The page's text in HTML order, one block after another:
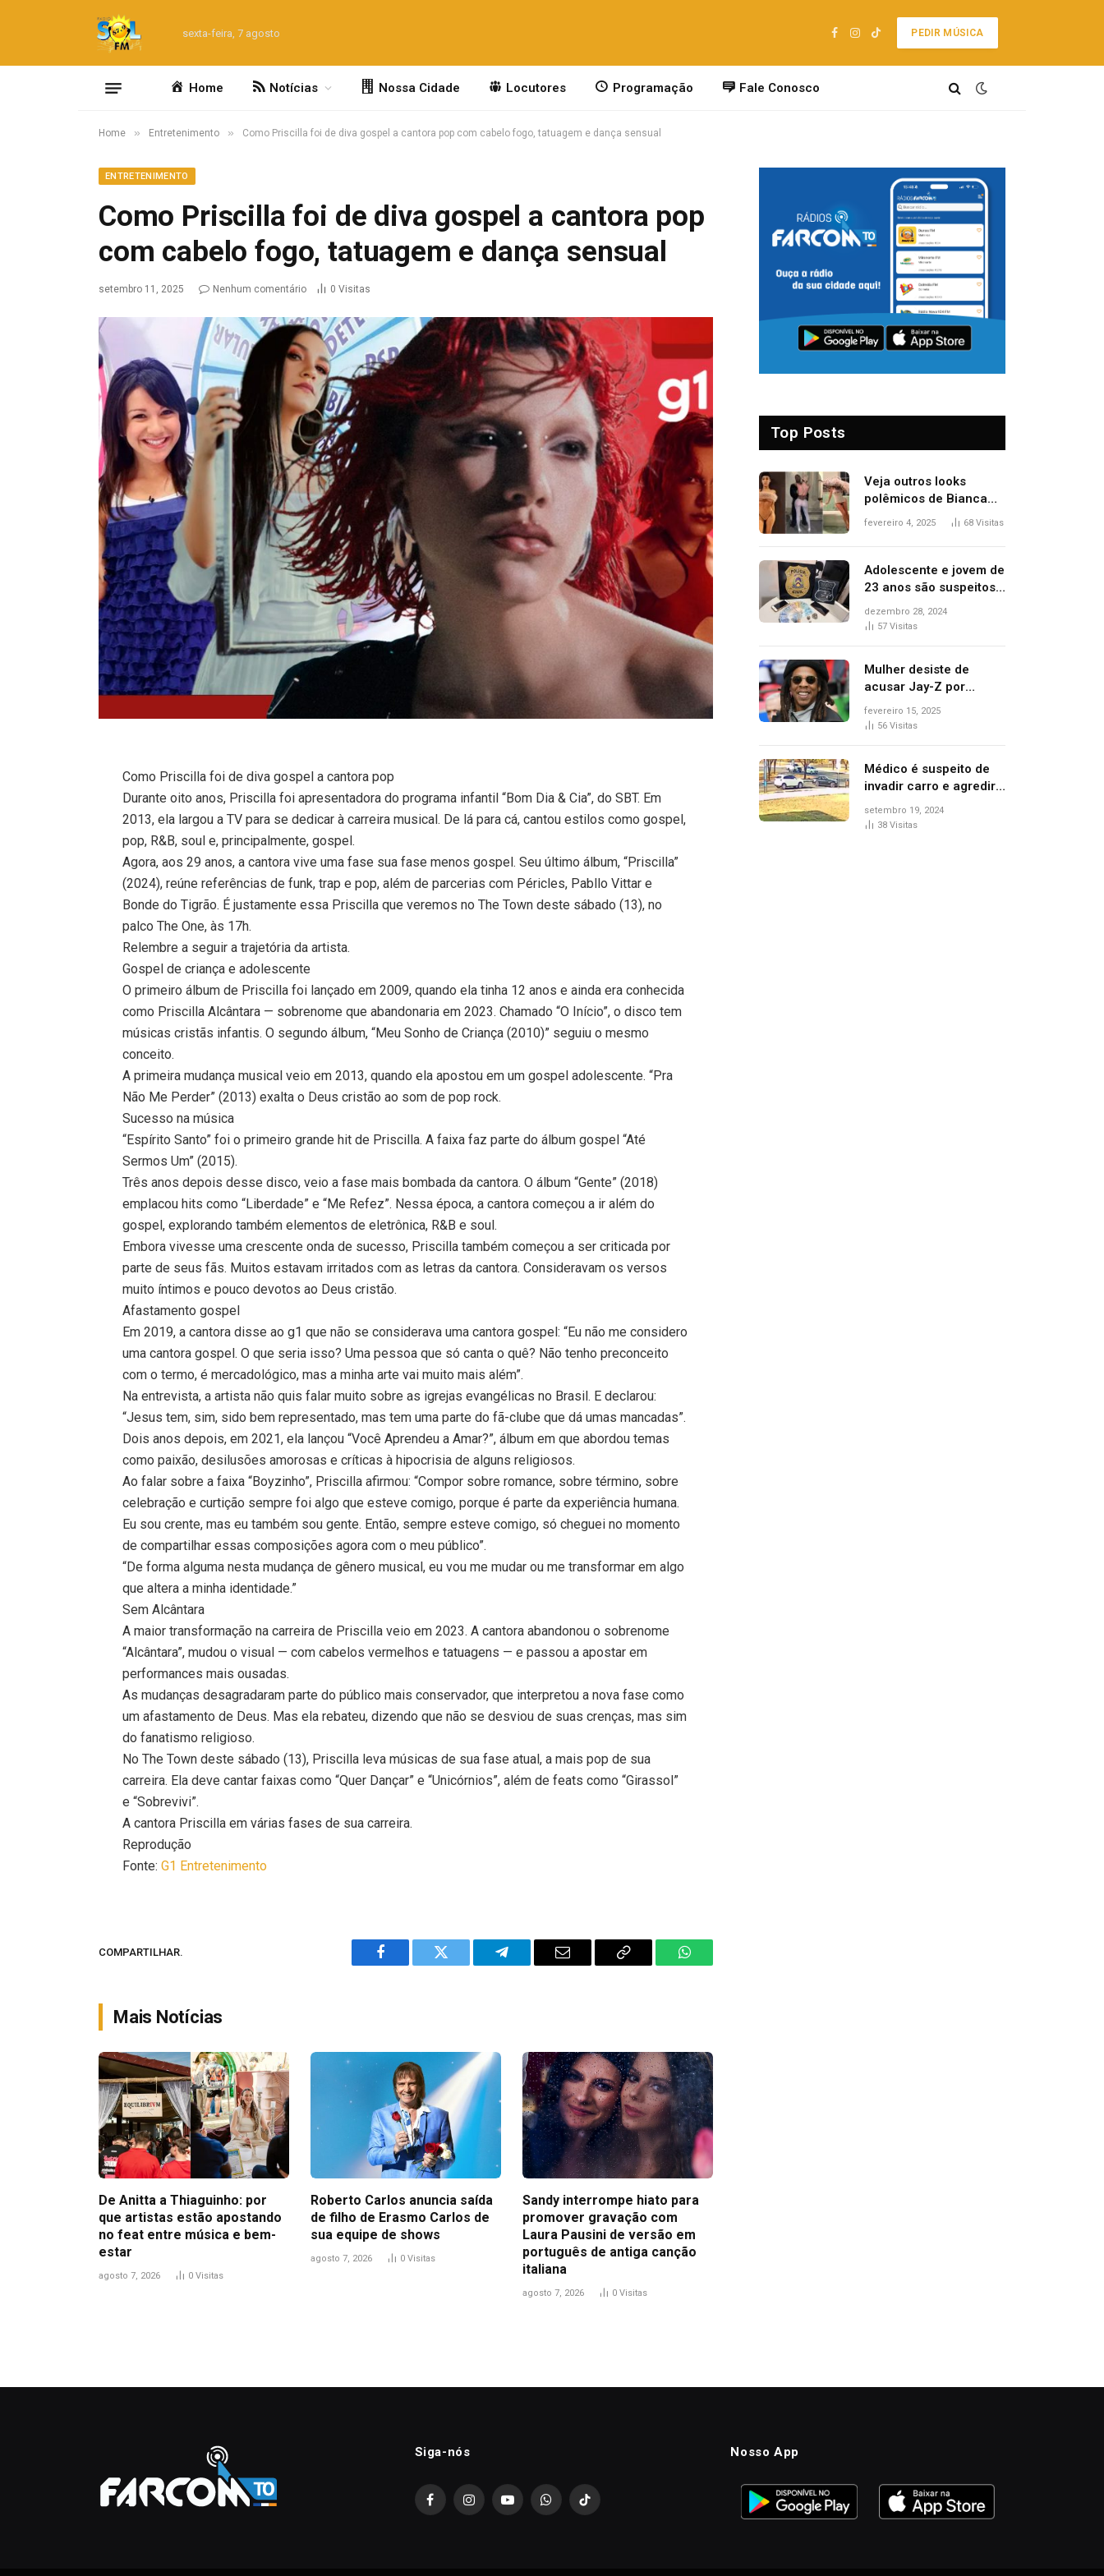
sexta-feira, 7 agosto
Facebook
Instagram
TikTok
PEDIR MÚSICA
Home Notícias Nossa Cidade Locutores Programação Fale Conosco
Home » Entretenimento » Como Priscilla foi de diva gospel a cantora pop com cabelo fogo, tatuagem e dança sensual
ENTRETENIMENTO
Como Priscilla foi de diva gospel a cantora pop
com cabelo fogo, tatuagem e dança sensual
setembro 11, 2025 Nenhum comentário 0 Visitas
Como Priscilla foi de diva gospel a cantora pop
Durante oito anos, Priscilla foi apresentadora do programa infantil “Bom Dia & Cia”, do SBT. Em
2013, ela largou a TV para se dedicar à carreira musical. De lá para cá, cantou estilos como gospel,
pop, R&B, soul e, principalmente, gospel.
Agora, aos 29 anos, a cantora vive uma fase sua fase menos gospel. Seu último álbum, “Priscilla”
(2024), reúne referências de funk, trap e pop, além de parcerias com Péricles, Pabllo Vittar e
Bonde do Tigrão. É justamente essa Priscilla que veremos no The Town deste sábado (13), no
palco The One, às 17h.
Relembre a seguir a trajetória da artista.
Gospel de criança e adolescente
O primeiro álbum de Priscilla foi lançado em 2009, quando ela tinha 12 anos e ainda era conhecida
como Priscilla Alcântara — sobrenome que abandonaria em 2023. Chamado “O Início”, o disco tem
músicas cristãs infantis. O segundo álbum, “Meu Sonho de Criança (2010)” seguiu o mesmo
conceito.
A primeira mudança musical veio em 2013, quando ela apostou em um gospel adolescente. “Pra
Não Me Perder” (2013) exalta o Deus cristão ao som de pop rock.
Sucesso na música
“Espírito Santo” foi o primeiro grande hit de Priscilla. A faixa faz parte do álbum gospel “Até
Sermos Um” (2015).
Três anos depois desse disco, veio a fase mais bombada da cantora. O álbum “Gente” (2018)
emplacou hits como “Liberdade” e “Me Refez”. Nessa época, a cantora começou a ir além do
gospel, explorando também elementos de eletrônica, R&B e soul.
Embora vivesse uma crescente onda de sucesso, Priscilla também começou a ser criticada por
parte de seus fãs. Muitos estavam irritados com as letras da cantora. Consideravam os versos
muito íntimos e pouco devotos ao Deus cristão.
Afastamento gospel
Em 2019, a cantora disse ao g1 que não se considerava uma cantora gospel: “Eu não me considero
uma cantora gospel. O que seria isso? Uma pessoa que só canta o quê? Não tenho preconceito
com o termo, é mercadológico, mas a minha arte vai muito mais além”.
Na entrevista, a artista não quis falar muito sobre as igrejas evangélicas no Brasil. E declarou:
“Jesus tem, sim, sido bem representado, mas tem uma parte do fã-clube que dá umas mancadas”.
Dois anos depois, em 2021, ela lançou “Você Aprendeu a Amar?”, álbum em que abordou temas
como paixão, desilusões amorosas e críticas à hipocrisia de alguns religiosos.
Ao falar sobre a faixa “Boyzinho”, Priscilla afirmou: “Compor sobre romance, sobre término, sobre
celebração e curtição sempre foi algo que esteve comigo, porque é parte da experiência humana.
Eu sou crente, mas eu também sou gente. Então, sempre esteve comigo, só cheguei no momento
de compartilhar essas composições agora com o meu público”.
“De forma alguma nesta mudança de gênero musical, eu vou me mudar ou me transformar em algo
que altera a minha identidade.”
Sem Alcântara
A maior transformação na carreira de Priscilla veio em 2023. A cantora abandonou o sobrenome
“Alcântara”, mudou o visual — com cabelos vermelhos e tatuagens — e passou a apostar em
performances mais ousadas.
As mudanças desagradaram parte do público mais conservador, que interpretou a nova fase como
um afastamento de Deus. Mas ela rebateu, dizendo que não se desviou de suas crenças, mas sim
do fanatismo religioso.
No The Town deste sábado (13), Priscilla leva músicas de sua fase atual, a mais pop de sua
carreira. Ela deve cantar faixas como “Quer Dançar” e “Unicórnios”, além de feats como “Girassol”
e “Sobrevivi”.
A cantora Priscilla em várias fases de sua carreira.
Reprodução
Fonte:G1 Entretenimento
COMPARTILHAR.
Facebook Twitter Telegram Email
Copy
WhatsApp
Mais Notícias
De Anitta a Thiaguinho: por
que artistas estão apostando
no feat entre música e bem-
estar
agosto 7, 2026 0 Visitas
Roberto Carlos anuncia saída
de filho de Erasmo Carlos de
sua equipe de shows
agosto 7, 2026 0 Visitas
Sandy interrompe hiato para
promover gravação com
Laura Pausini de versão em
português de antiga canção
italiana
agosto 7, 2026 0 Visitas
Top Posts
Veja outros looks
polêmicos de Bianca
Censori, esposa de
Grammy 2025
fevereiro 4, 2025 68 Visitas
Adolescente e jovem de
23 anos são suspeitos
de vender drogas
próximo de delegacia e
dezembro 28, 2024
57 Visitas
Mulher desiste de
acusar Jay-Z por
estupro, diz revista
fevereiro 15, 2025
56 Visitas
Médico é suspeito de
invadir carro e agredir
delegado aposentado
durante confusão no
setembro 19, 2024
38 Visitas
Siga-nós
FacebookInstagramYouTubeWhatsAppTikTok
Nosso App